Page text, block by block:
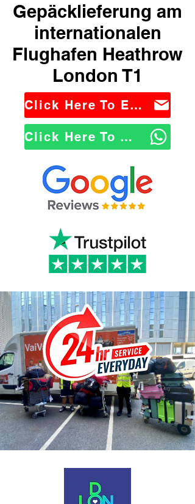
Gepäcklieferung am
internationalen
Flughafen Heathrow
London T1
Click Here To Email Us
Click Here To WhatsApp Us